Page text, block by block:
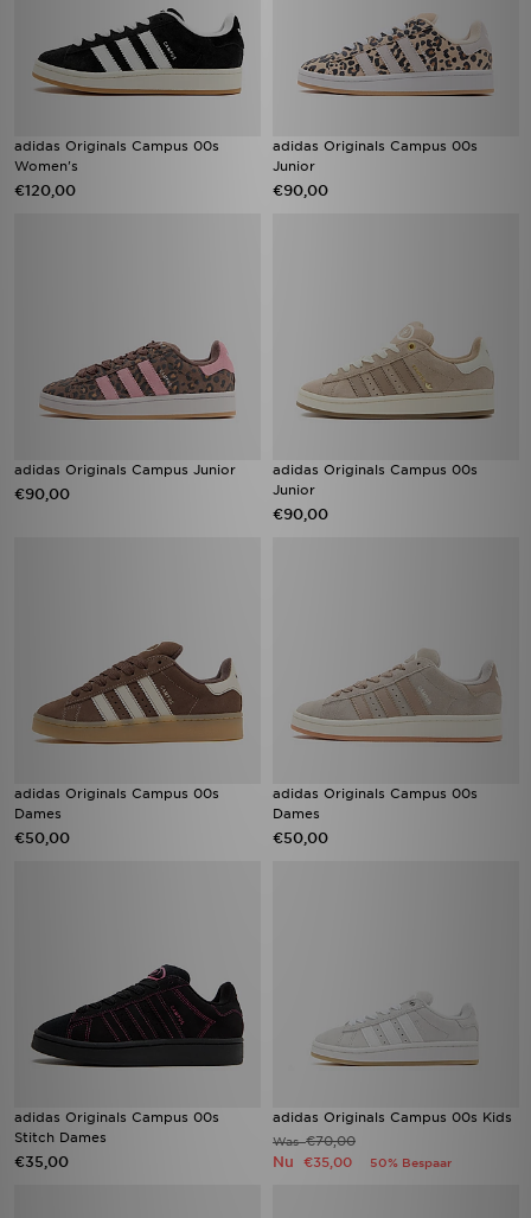
adidas Originals Campus 00s
Women's
€120,00
adidas Originals Campus 00s
Junior
€90,00
adidas Originals Campus Junior
€90,00
adidas Originals Campus 00s
Junior
€90,00
adidas Originals Campus 00s
Dames
€50,00
adidas Originals Campus 00s
Dames
€50,00
adidas Originals Campus 00s
Stitch Dames
€35,00
adidas Originals Campus 00s Kids
Was€70,00
Nu €35,00 50% Bespaar